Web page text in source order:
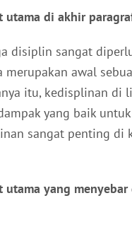
utama di akhir
disiplin sangat
merupakan awal
itu, kedisplinan di
yang baik
sangat penting di
utama yang